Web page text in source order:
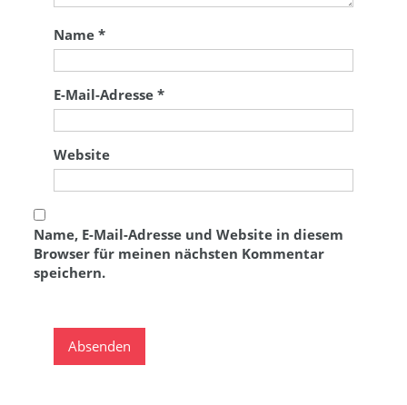
Name*
E-Mail-Adresse*
Website
Name, E-Mail-Adresse und Website in diesem
Browser für meinen nächsten Kommentar
speichern.